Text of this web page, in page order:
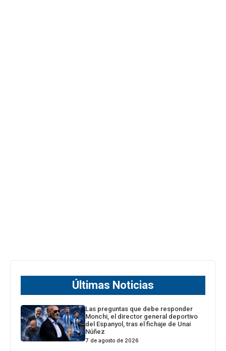
Últimas Noticias
Las preguntas que debe responder
Monchi, el director general deportivo
del Espanyol, tras el fichaje de Unai
Núñez
7 de agosto de 2026